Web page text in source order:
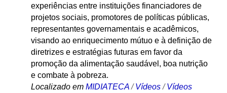
experiências entre instituições financiadores de
projetos sociais, promotores de políticas públicas,
representantes governamentais e acadêmicos,
visando ao enriquecimento mútuo e à definição de
diretrizes e estratégias futuras em favor da
promoção da alimentação saudável, boa nutrição
e combate à pobreza.
Localizado em MIDIATECA /Vídeos /Vídeos